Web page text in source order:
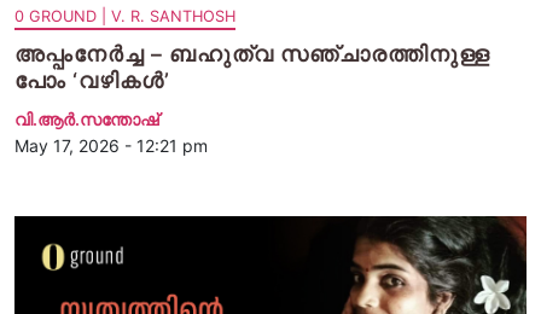
0 GROUND | V. R. SANTHOSH
അപ്പംനേർച്ച – ബഹുത്വ സഞ്ചാരത്തിനുള്ള
പോം ‘വഴികൾ’
വി.ആര്‍.സന്തോഷ്
May 17, 2026 - 12:21 pm